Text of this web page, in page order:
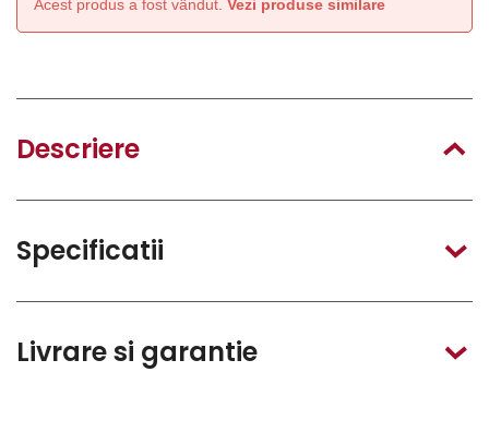
Acest produs a fost vândut. Vezi produse similare
Descriere
Specificatii
Livrare si garantie